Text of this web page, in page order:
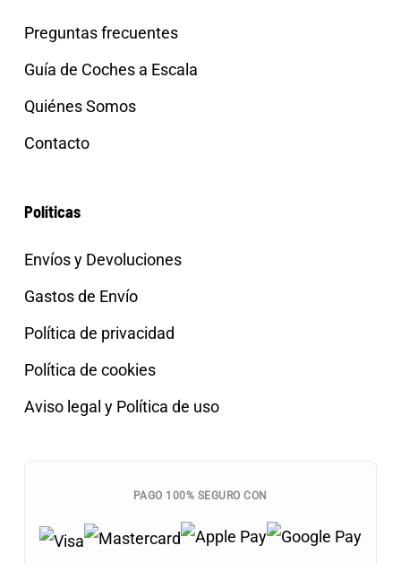
Preguntas frecuentes
Guía de Coches a Escala
Quiénes Somos
Contacto
Políticas
Envíos y Devoluciones
Gastos de Envío
Política de privacidad
Política de cookies
Aviso legal y Política de uso
PAGO 100% SEGURO CON